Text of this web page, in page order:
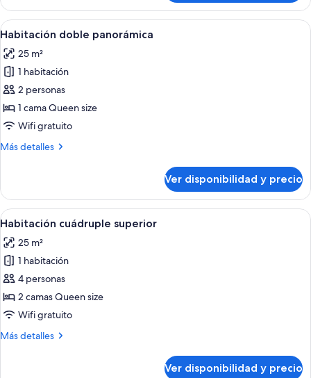
doble
superior
Ver
todas
las
fotos
de
Habitación
doble
Una habitación moderna con un
9
Habitación doble panorámica
25 m²
1 habitación
2 personas
1 cama Queen size
Wifi gratuito
Más detalles
Más
doble
panorámica
Ver disponibilidad y precio
Ver
todas
las
fotos
de
Habitación
cuádruple
Habitación de hotel con dos camas,
11
Habitación cuádruple superior
25 m²
1 habitación
4 personas
2 camas Queen size
Wifi gratuito
Más detalles
Más
Ver disponibilidad y precio